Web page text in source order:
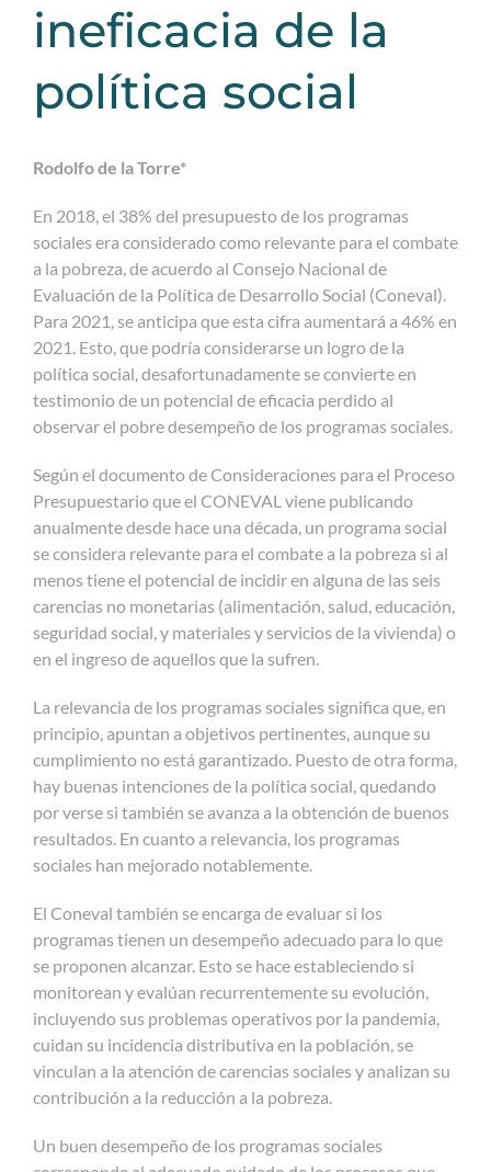
ineficacia de la
política social
Rodolfo de la Torre*
En 2018, el 38% del presupuesto de los programas
sociales era considerado como relevante para el combate
a la pobreza, de acuerdo al Consejo Nacional de
Evaluación de la Política de Desarrollo Social (Coneval).
Para 2021, se anticipa que esta cifra aumentará a 46% en
2021. Esto, que podría considerarse un logro de la
política social, desafortunadamente se convierte en
testimonio de un potencial de eficacia perdido al
observar el pobre desempeño de los programas sociales.
Según el documento de Consideraciones para el Proceso
Presupuestario que el CONEVAL viene publicando
anualmente desde hace una década, un programa social
se considera relevante para el combate a la pobreza si al
menos tiene el potencial de incidir en alguna de las seis
carencias no monetarias (alimentación, salud, educación,
seguridad social, y materiales y servicios de la vivienda) o
en el ingreso de aquellos que la sufren.
La relevancia de los programas sociales significa que, en
principio, apuntan a objetivos pertinentes, aunque su
cumplimiento no está garantizado. Puesto de otra forma,
hay buenas intenciones de la política social, quedando
por verse si también se avanza a la obtención de buenos
resultados. En cuanto a relevancia, los programas
sociales han mejorado notablemente.
El Coneval también se encarga de evaluar si los
programas tienen un desempeño adecuado para lo que
se proponen alcanzar. Esto se hace estableciendo si
monitorean y evalúan recurrentemente su evolución,
incluyendo sus problemas operativos por la pandemia,
cuidan su incidencia distributiva en la población, se
vinculan a la atención de carencias sociales y analizan su
contribución a la reducción a la pobreza.
Un buen desempeño de los programas sociales